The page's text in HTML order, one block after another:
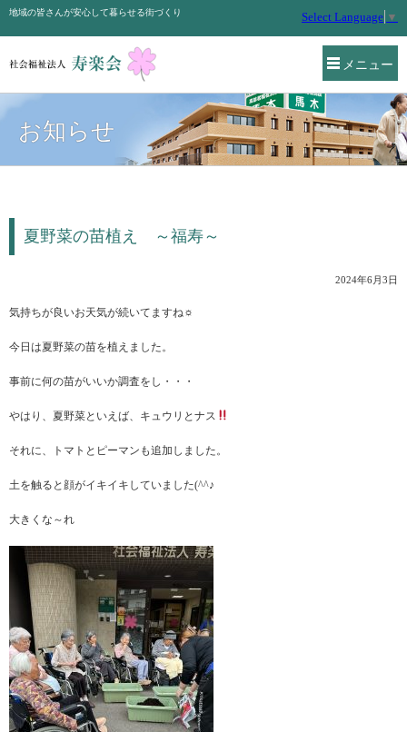
メニュー
地域の皆さんが安心して暮らせる街づくり Select Language ▼
お知らせ
夏野菜の苗植え ～福寿～
2024年6月3日
気持ちが良いお天気が続いてますね☼
今日は夏野菜の苗を植えました。
事前に何の苗がいいか調査をし・・・
やはり、夏野菜といえば、キュウリとナス
それに、トマトとピーマンも追加しました。
土を触ると顔がイキイキしていました(^^♪
大きくな～れ